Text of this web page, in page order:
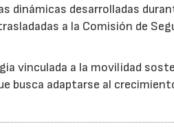
dinámicas desarrolladas
a la Comisión de
vinculada a la movilidad
busca adaptarse al